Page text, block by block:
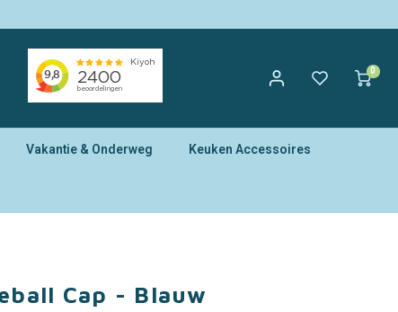
0
Vakantie & Onderweg Keuken Accessoires
Cap - Blauw